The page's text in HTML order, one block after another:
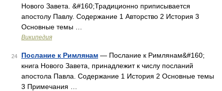
Нового Завета. &#160;Традиционно приписывается
апостолу Павлу. Содержание 1 Авторство 2 История 3
Основные темы …
Википедия
24 Послание к Римлянам — Послание к Римлянам&#160;
книга Нового Завета, принадлежит к числу посланий
апостола Павла. Содержание 1 История 2 Основные темы
3 Примечания …